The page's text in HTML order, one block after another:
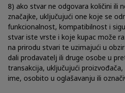
8) ako stvar ne odgovara količini ili
značajke, uključujući one koje se
funkcionalnost, kompatibilnost i
stvar iste vrste i koje kupac može
na prirodu stvari te uzimajući u
dali prodavatelj ili druge osobe u
transakcija, uključujući
ime, osobito u oglašavanju ili